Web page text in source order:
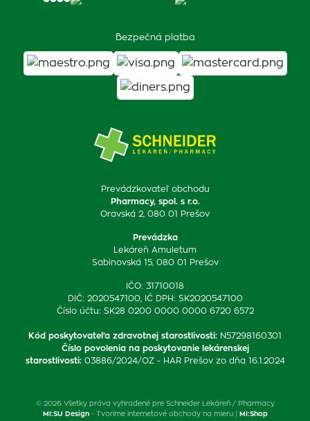
Prevádzkovateľ obchodu
Pharmacy, spol. s r.o.
Oravská 2, 080 01 Prešov
Prevádzka
Lekáreň Amuletum
Sabinovská 15, 080 01 Prešov
IČO: 31710018
DIČ: 2020547100, IČ DPH: SK2020547100
Číslo účtu: SK28 0200 0000 0000 6720 6572
Kód poskytovateľa zdravotnej starostlivosti: N57298160301
Číslo povolenia na poskytovanie lekárenskej
starostlivosti: 03886/2024/OZ - HAR Prešov zo dňa 16.1.2024
Bezpečná platba
© 2026 Všetky práva vyhradené pre Schneider Lekáreň / Pharmacy
MI:SU Design- Tvoríme internetové obchody na mieru | MI:Shop